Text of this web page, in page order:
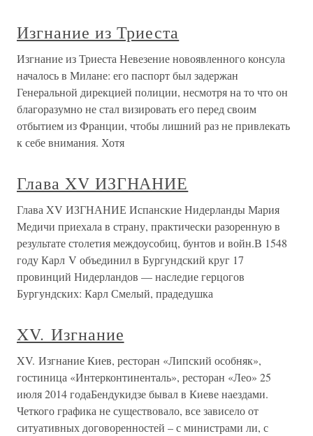
Изгнание из Триеста
Изгнание из Триеста Невезение новоявленного консула
началось в Милане: его паспорт был задержан
Генеральной дирекцией полиции, несмотря на то что он
благоразумно не стал визировать его перед своим
отбытием из Франции, чтобы лишний раз не привлекать
к себе внимания. Хотя
Глава XV ИЗГНАНИЕ
Глава XV ИЗГНАНИЕ Испанские Нидерланды Мария
Медичи приехала в страну, практически разоренную в
результате столетия междоусобиц, бунтов и войн.В 1548
году Карл V объединил в Бургундский круг 17
провинций Нидерландов — наследие герцогов
Бургундских: Карл Смелый, прадедушка
XV. Изгнание
XV. Изгнание Киев, ресторан «Липский особняк»,
гостиница «Интерконтиненталь», ресторан «Лео» 25
июля 2014 годаБендукидзе бывал в Киеве наездами.
Четкого графика не существовало, все зависело от
ситуативных договоренностей – с министрами ли, с